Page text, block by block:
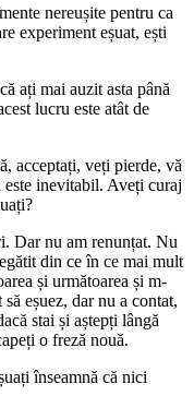
nereușite pentru ca
experiment eșuat, ești
ați mai auzit asta până
lucru este atât de
acceptați, veți pierde, vă
este inevitabil. Aveți curaj
Dar nu am renunțat. Nu
din ce în ce mai mult
și următoarea și m-
eșuez, dar nu a contat,
stai și aștepți lângă
o freză nouă.
înseamnă că nici